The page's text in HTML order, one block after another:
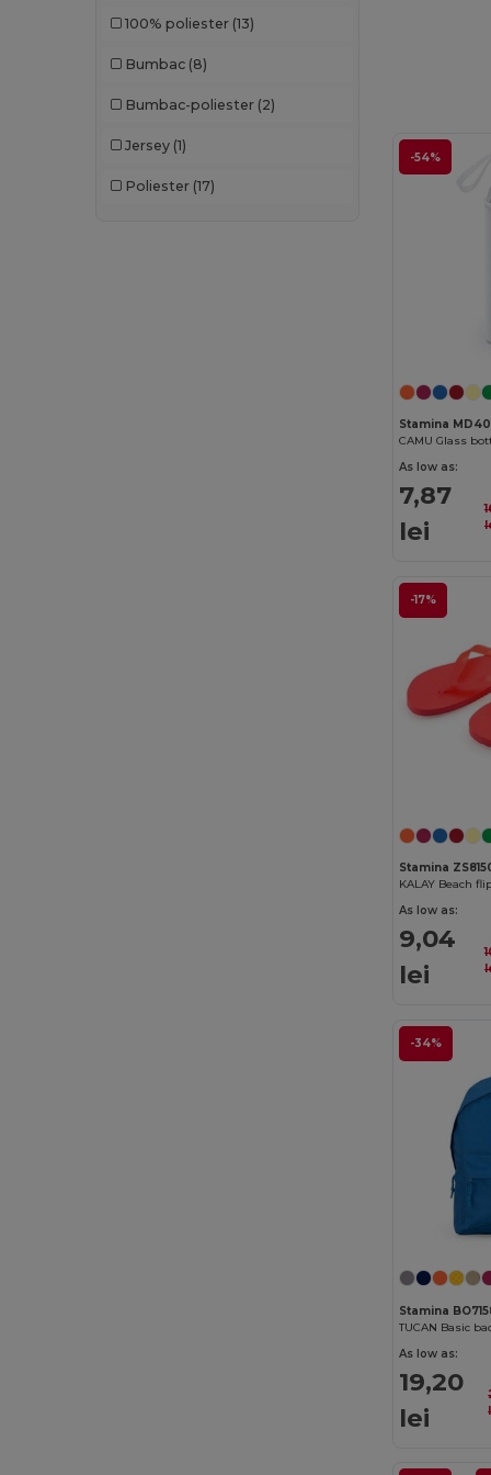
Clubclass (20)
Craghoppers
Crocs (3)
Dickies (8)
Dickies Medical
100% poliester (13)
Bumbac (8)
Bumbac-poliester (2)
Jersey (1)
Poliester (17)
-54%
Stamina
CAMU Glass
As low as:
7,87
lei
-17%
Stamina
As low as:
9,04
lei
-34%
Stamina
As low as:
19,20
lei